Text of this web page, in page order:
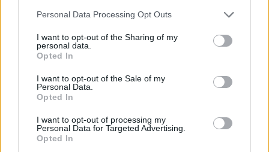
Please note that this website/app uses one or more Google
not limited to your visit or usage behaviour. You may click to
grant or deny consent to Google and its third-party tags to
use your data for below specified purposes in below Google
consent section.
Personal Data Processing Opt Outs
I want to opt-out of the Sharing of my
personal data.
Opted In
I want to opt-out of the Sale of my
Personal Data.
Opted In
I want to opt-out of processing my
Personal Data for Targeted Advertising.
Opted In
erfolgreich Bus-VAO (Vehículos de Alta Ocupación)
Oslo, Linz und Paris gibt es Fahrgemeinschaftsspuren, die
aber oft nur begrenzt oder unter bestimmten Bedingungen
genutzt werden.
Es ist noch unklar, wann das neue Verkehrszeichen
zusammen mit anderen geplanten Regelungen offiziell in
werden – mit angemessener Durchsetzung und ausreichender
Verkehrsnachfrage – könnte die Einführung von
Fahrgemeinschaftsspuren den Verkehr im ganzen Land